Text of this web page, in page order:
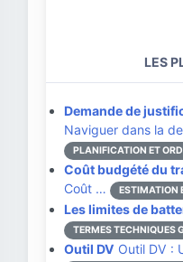
LES
Demande de
Naviguer dans la
PLANIFICATION ET
Coût budgété du
Coût …
ESTIMATION
Les limites de
TERMES TECHNIQUES
Outil DV Outil DV :